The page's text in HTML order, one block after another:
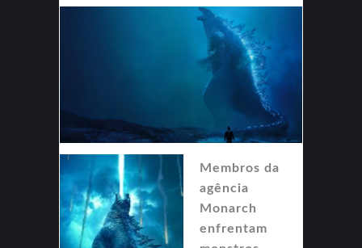
Membros da
agência
Monarch
enfrentam